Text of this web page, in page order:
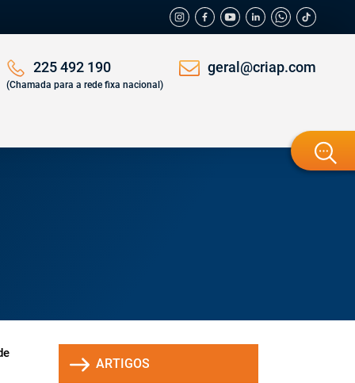
225 492 190
(Chamada para a rede fixa nacional)
geral@criap.com
ARTIGOS